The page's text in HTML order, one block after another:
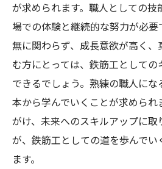
が求められます。職人としての
場での体験と継続的な努力が必
無に関わらず、成長意欲が高く
む方にとっては、鉄筋工として
できるでしょう。熟練の職人に
本から学んでいくことが求めら
がけ、未来へのスキルアップに
が、鉄筋工としての道を歩んでい
ます。